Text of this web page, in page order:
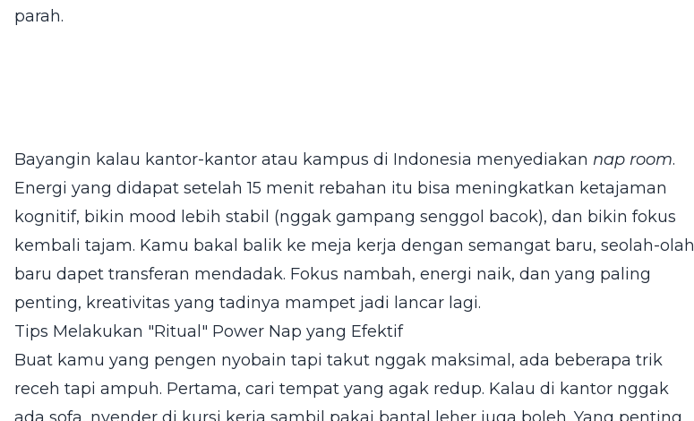
parah.
Bayangin kalau kantor-kantor atau kampus di Indonesia menyediakan nap room.
Energi yang didapat setelah 15 menit rebahan itu bisa meningkatkan ketajaman
kognitif, bikin mood lebih stabil (nggak gampang senggol bacok), dan bikin fokus
kembali tajam. Kamu bakal balik ke meja kerja dengan semangat baru, seolah-olah
baru dapet transferan mendadak. Fokus nambah, energi naik, dan yang paling
penting, kreativitas yang tadinya mampet jadi lancar lagi.
Tips Melakukan "Ritual" Power Nap yang Efektif
Buat kamu yang pengen nyobain tapi takut nggak maksimal, ada beberapa trik
receh tapi ampuh. Pertama, cari tempat yang agak redup. Kalau di kantor nggak